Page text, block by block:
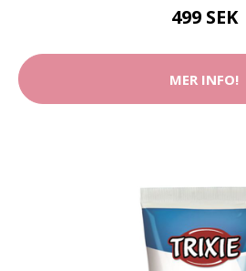
499 SEK
MER INFO!